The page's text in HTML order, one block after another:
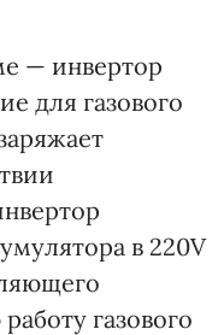
— инвертор
для газового
в 220V
газового